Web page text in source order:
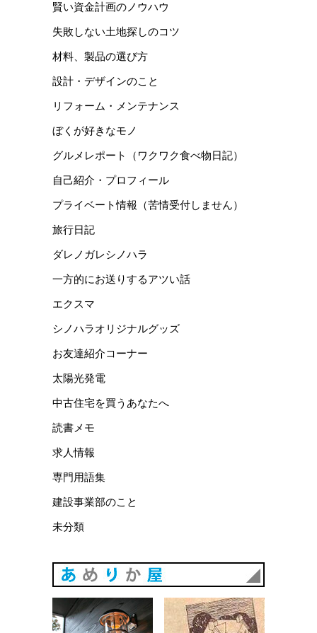
賢い資金計画のノウハウ
失敗しない土地探しのコツ
材料、製品の選び方
設計・デザインのこと
リフォーム・メンテナンス
ぼくが好きなモノ
グルメレポート（ワクワク食べ物日記）
自己紹介・プロフィール
プライベート情報（苦情受付しません）
旅行日記
ダレノガレシノハラ
一方的にお送りするアツい話
エクスマ
シノハラオリジナルグッズ
お友達紹介コーナー
太陽光発電
中古住宅を買うあなたへ
読書メモ
求人情報
専門用語集
建設事業部のこと
未分類
あめりか屋WEBサイト